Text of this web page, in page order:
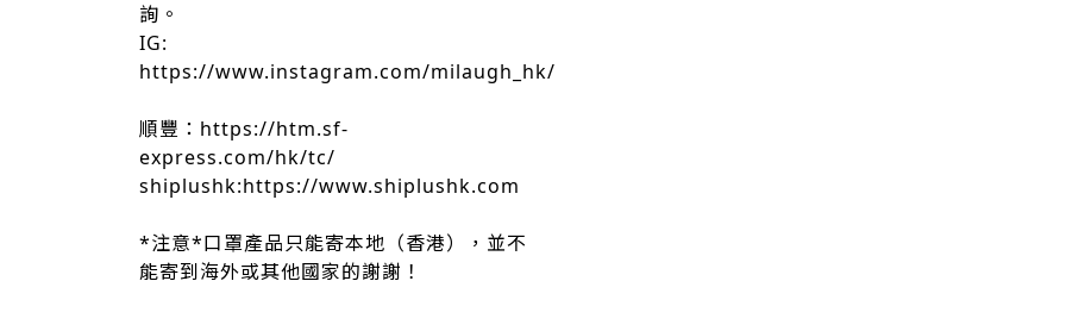
詢。
IG:
https://www.instagram.com/milaugh_hk/
順豐：https://htm.sf-
express.com/hk/tc/
shiplushk:https://www.shiplushk.com
*注意*口罩產品只能寄本地（香港），並不
能寄到海外或其他國家的謝謝！